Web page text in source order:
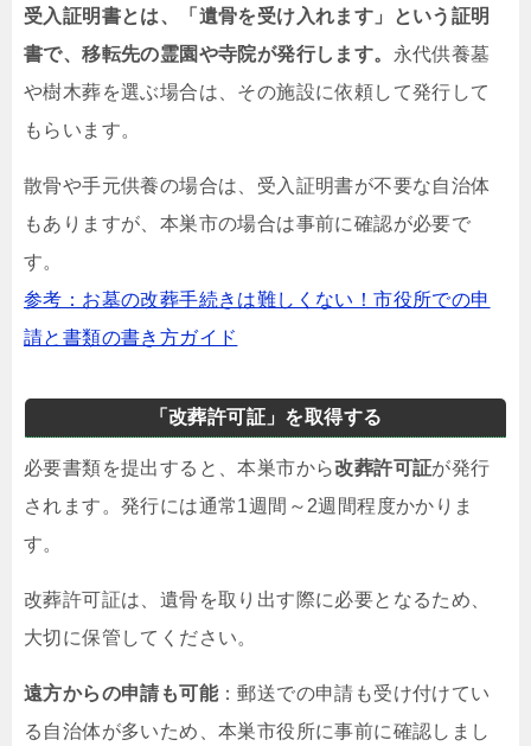
受入証明書とは、「遺骨を受け入れます」という証明
書で、移転先の霊園や寺院が発行します。 永代供養墓
や樹木葬を選ぶ場合は、その施設に依頼して発行して
もらいます。
散骨や手元供養の場合は、受入証明書が不要な自治体
もありますが、本巣市の場合は事前に確認が必要で
す。
参考：お墓の改葬手続きは難しくない！市役所での申
請と書類の書き方ガイド
「改葬許可証」を取得する
必要書類を提出すると、本巣市から改葬許可証が発行
されます。発行には通常1週間～2週間程度かかりま
す。
改葬許可証は、遺骨を取り出す際に必要となるため、
大切に保管してください。
遠方からの申請も可能：郵送での申請も受け付けてい
る自治体が多いため、本巣市役所に事前に確認しまし